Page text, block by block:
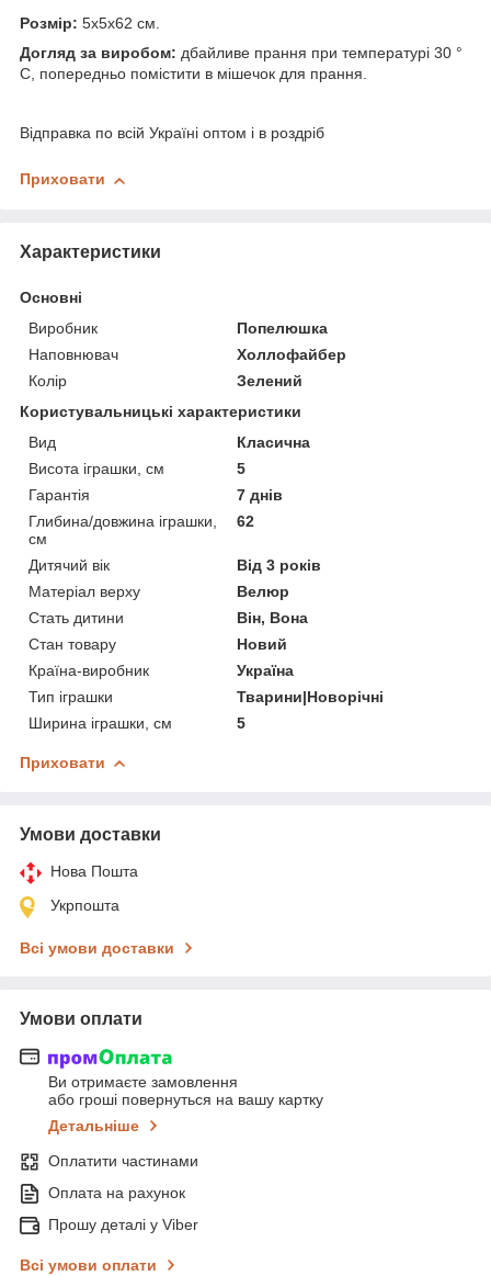
Розмір: 5х5х62 см.
Догляд за виробом: дбайливе прання при температурі 30 °
С, попередньо помістити в мішечок для прання.
Відправка по всій Україні оптом і в роздріб
Приховати
Характеристики
Основні
Виробник
Попелюшка
Наповнювач
Холлофайбер
Колір
Зелений
Користувальницькі характеристики
Вид
Класична
Висота іграшки, см
5
Гарантія
7 днів
Глибина/довжина іграшки,
см
62
Дитячий вік
Від 3 років
Матеріал верху
Велюр
Стать дитини
Він, Вона
Стан товару
Новий
Країна-виробник
Україна
Тип іграшки
Тварини|Новорічні
Ширина іграшки, см
5
Приховати
Умови доставки
Нова Пошта
Укрпошта
Всі умови доставки
Умови оплати
Ви отримаєте замовлення
або гроші повернуться на вашу картку
Детальніше
Оплатити частинами
Оплата на рахунок
Прошу деталі у Viber
Всі умови оплати